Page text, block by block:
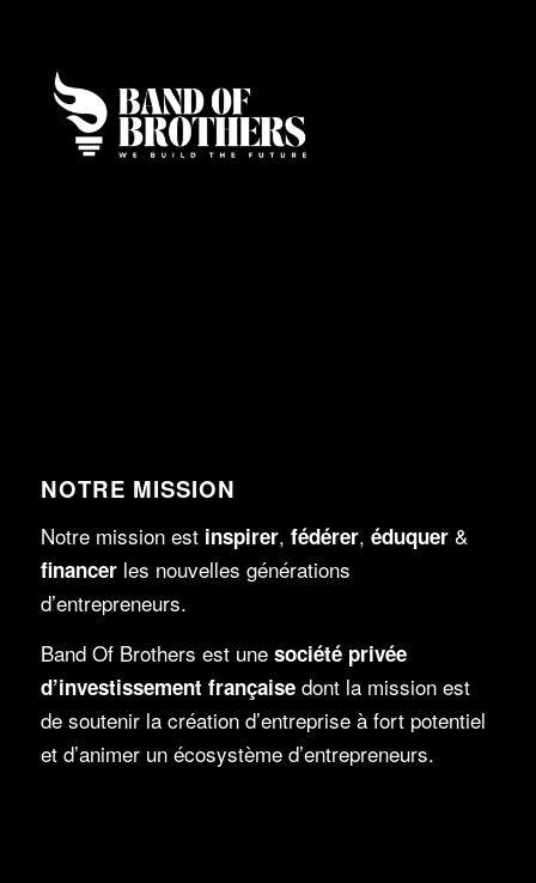
NOTRE MISSION
Notre mission est inspirer, fédérer, éduquer&
fnancer les nouvelles générations
d’entrepreneurs.
Band Of Brothers est unesociété privée
d’investissement françaisedont la mission est
de soutenir la création d’entreprise à fort potentiel
et d’animer un écosystème d’entrepreneurs.